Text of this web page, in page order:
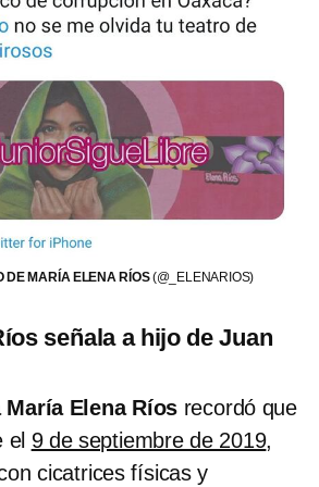
DE MARÍA ELENA RÍOS(@_ELENARIOS)
señala a hijo de Juan
Elena Ríos recordó que
el 9 de septiembre de 2019,
cicatrices físicas y